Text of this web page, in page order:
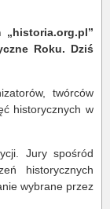
Roku. Dziś
twórców
historycznych w
Jury spośród
historycznych
wybrane przez